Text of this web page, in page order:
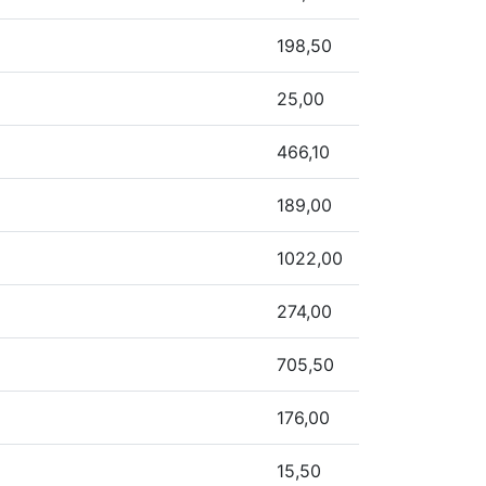
198,50
25,00
466,10
189,00
1022,00
274,00
705,50
176,00
15,50